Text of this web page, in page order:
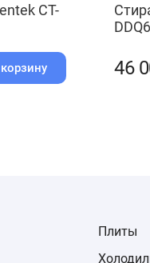
CT-
46
Плиты